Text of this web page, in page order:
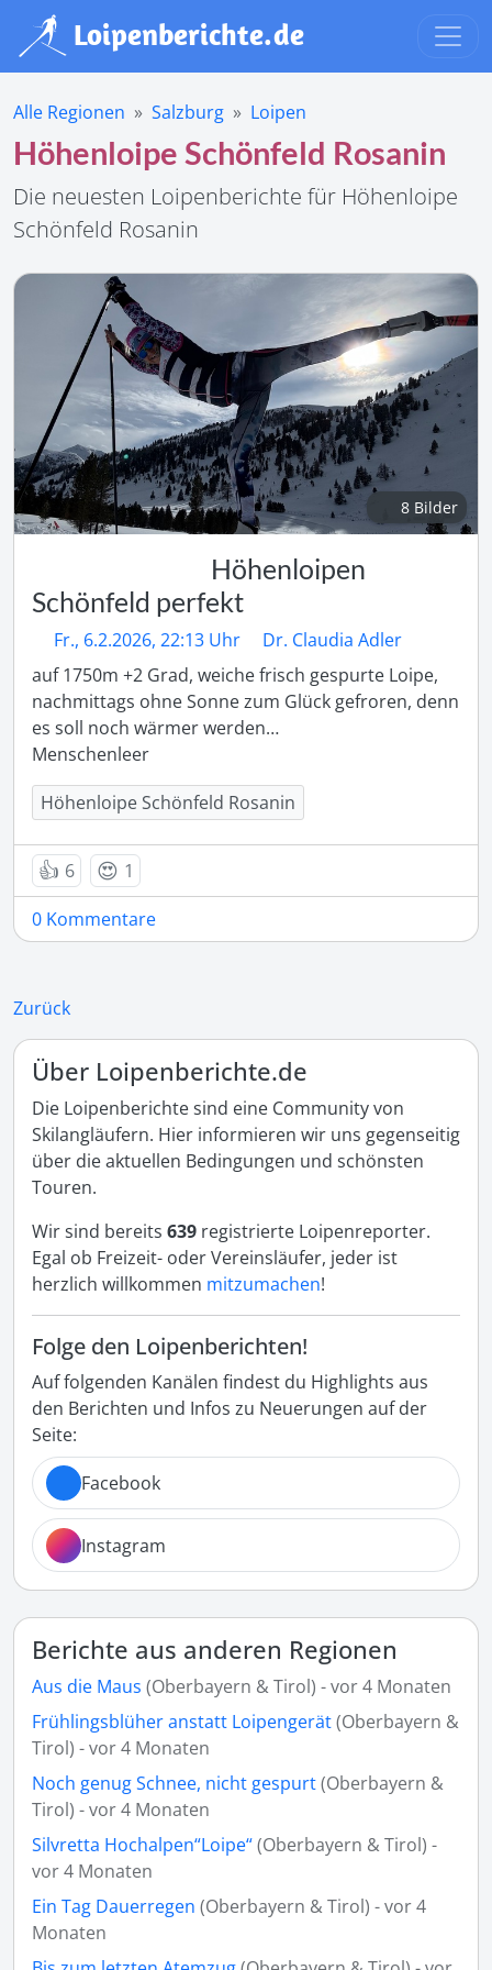
Alle Regionen Salzburg Loipen
Höhenloipe Schönfeld Rosanin
Die neuesten Loipenberichte für Höhenloipe
Schönfeld Rosanin
8 Bilder
Höhenloipen
Schönfeld perfekt
Fr., 6.2.2026, 22:13 Uhr
Dr. Claudia Adler
auf 1750m +2 Grad, weiche frisch gespurte Loipe,
nachmittags ohne Sonne zum Glück gefroren, denn
es soll noch wärmer werden…
Menschenleer
Höhenloipe Schönfeld Rosanin
👍 6 😍 1
0 Kommentare
Zurück
Über Loipenberichte.de
Die Loipenberichte sind eine Community von
Skilangläufern. Hier informieren wir uns gegenseitig
über die aktuellen Bedingungen und schönsten
Touren.
Wir sind bereits 639 registrierte Loipenreporter.
Egal ob Freizeit- oder Vereinsläufer, jeder ist
herzlich willkommen mitzumachen!
Folge den Loipenberichten!
Auf folgenden Kanälen findest du Highlights aus
den Berichten und Infos zu Neuerungen auf der
Seite:
Facebook
Instagram
Berichte aus anderen Regionen
Aus die Maus (Oberbayern & Tirol) - vor 4 Monaten
Frühlingsblüher anstatt Loipengerät(Oberbayern &
Tirol) - vor 4 Monaten
Noch genug Schnee, nicht gespurt(Oberbayern &
Tirol) - vor 4 Monaten
Silvretta Hochalpen“Loipe“(Oberbayern & Tirol) -
vor 4 Monaten
Ein Tag Dauerregen (Oberbayern & Tirol) - vor 4
Monaten